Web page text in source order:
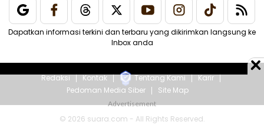
Dapatkan informasi terkini dan terbaru yang dikirimkan langsung ke
Inbox anda
Redaksi Kontak Tentang Kami
Karir
Pedoman Media Siber
Site Map
© 2026 suara.com - All Rights Reserved.